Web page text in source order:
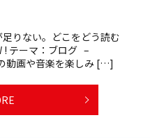
りない。どこをどう読む
! テーマ：ブログ –
動画や音楽を楽しみ […]